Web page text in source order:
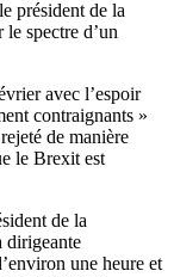
président de la
spectre d’un
avec l’espoir
contraignants »
de manière
le Brexit est
de la
dirigeante
une heure et